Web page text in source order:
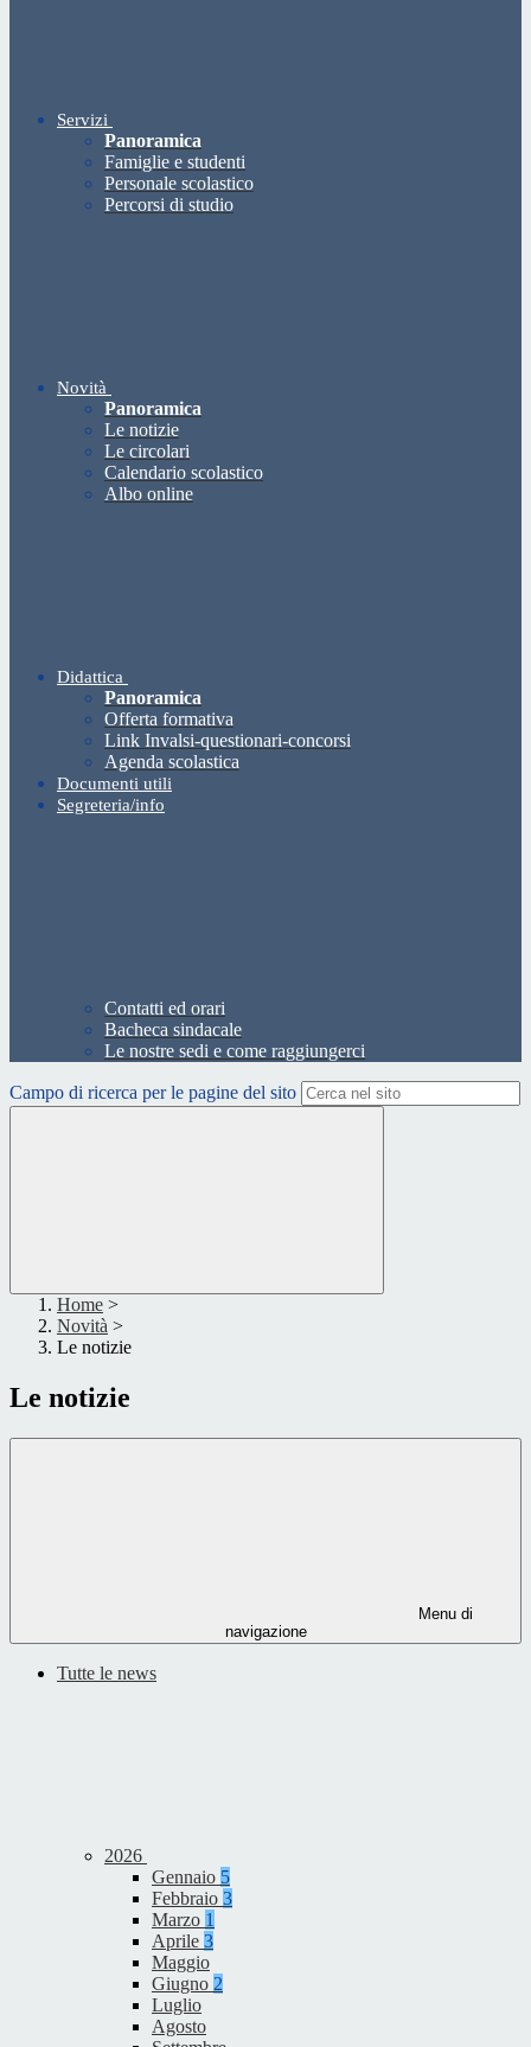
Servizi
Panoramica
Famiglie e studenti
Personale scolastico
Percorsi di studio
Novità
Panoramica
Le notizie
Le circolari
Calendario scolastico
Albo online
Didattica
Panoramica
Offerta formativa
Link Invalsi-questionari-concorsi
Agenda scolastica
Documenti utili
Segreteria/info
Contatti ed orari
Bacheca sindacale
Le nostre sedi e come raggiungerci
Campo di ricerca per le pagine del sito
Home >
Novità >
Le notizie
Le notizie
Menu di
navigazione
Tutte le news
2026
Gennaio 5
Febbraio 3
Marzo 1
Aprile 3
Maggio
Giugno 2
Luglio
Agosto